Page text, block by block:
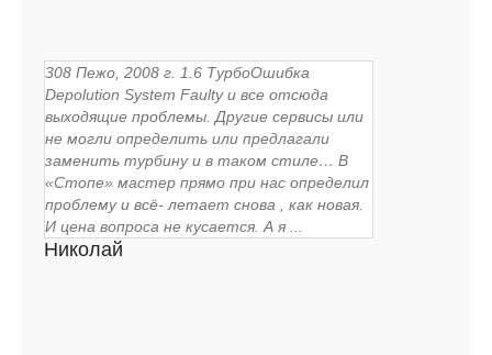
308 Пежо, 2008 г. 1.6 ТурбоОшибка
Depolution System Faulty и все отсюда
выходящие проблемы. Другие сервисы или
не могли определить или предлагали
заменить турбину и в таком стиле… В
«Стопе» мастер прямо при нас определил
проблему и всё- летает снова , как новая.
И цена вопроса не кусается. А я ...
Николай